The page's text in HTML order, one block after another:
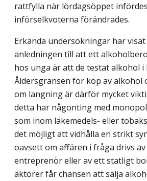
rattfylla när lördagsöppet
införselkvoterna förändrades.
Erkända undersökningar har
anledningen till att ett
hos unga är att de testat alkohol i
Åldersgränsen för köp av alkohol
om langning är därför mycket
detta har någonting med
som inom läkemedels- eller
det möjligt att vidhålla en strikt
oavsett om affären i fråga drivs
entreprenör eller av ett statligt
aktörer får chansen att sälja